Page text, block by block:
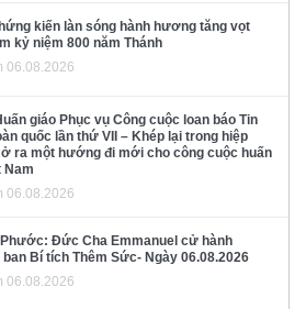
kiến làn sóng hành hương tăng vọt
kỷ niệm 800 năm Thánh
06.08.2026
giáo Phục vụ Công cuộc loan báo Tin
quốc lần thứ VII – Khép lại trong hiệp
ra một hướng đi mới cho công cuộc huấn
Nam
06.08.2026
Phước: Đức Cha Emmanuel cử hành
ban Bí tích Thêm Sức- Ngày 06.08.2026
06.08.2026